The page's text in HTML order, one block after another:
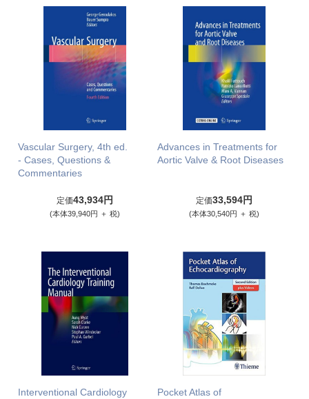
Vascular Surgery, 4th ed.
- Cases, Questions &
Commentaries
定価43,934円
(本体39,940円 ＋ 税)
Advances in Treatments for
Aortic Valve & Root Diseases
定価33,594円
(本体30,540円 ＋ 税)
Interventional Cardiology
Pocket Atlas of